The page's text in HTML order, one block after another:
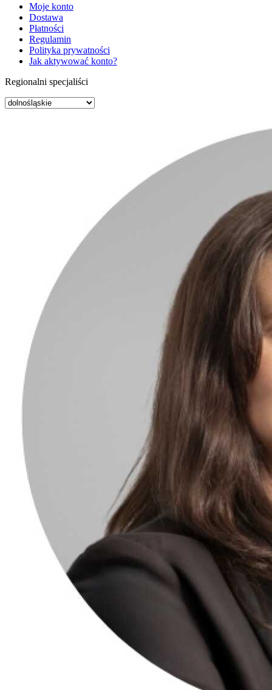
Moje konto
Dostawa
Płatności
Regulamin
Polityka prywatności
Jak aktywować konto?
Regionalni specjaliści